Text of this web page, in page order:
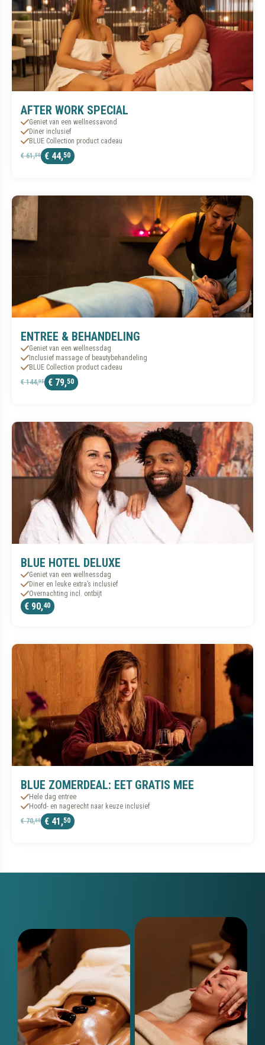
AFTER WORK SPECIAL
Diner inclusief
BLUE Collection product cadeau
€ 61, 50 € 44,50
ENTREE & BEHANDELING
Inclusief massage of beautybehandeling
BLUE Collection product cadeau
€ 144, 95 € 79,50
BLUE HOTEL DELUXE
Diner en leuke extra’s inclusief
Overnachting incl. ontbijt
€ 90,40
BLUE ZOMERDEAL: EET GRATIS MEE
Hoofd- en nagerecht naar keuze inclusief
€ 70,00 € 41,50